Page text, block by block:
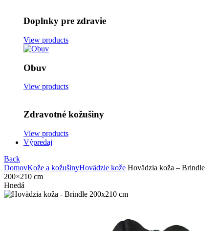
Doplnky pre zdravie
View products
Obuv
View products
Zdravotné kožušiny
View products
Výpredaj
Back
DomovKože a kožušinyHovädzie kože Hovädzia koža – Brindle
200×210 cm
Hnedá